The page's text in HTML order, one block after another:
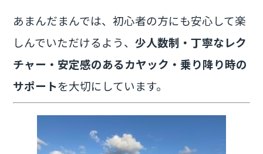
あまんだまんでは、初心者の方にも安心して楽
しんでいただけるよう、少人数制・丁寧なレク
チャー・安定感のあるカヤック・乗り降り時の
サポートを大切にしています。